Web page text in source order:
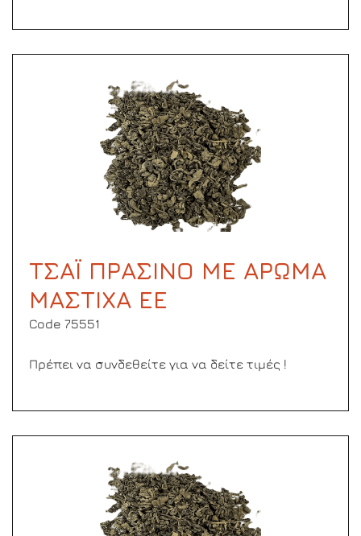
ΤΣΑΪ ΠΡΑΣΙΝΟ ΜΕ ΑΡΩΜΑ
ΜΑΣΤΙΧΑ ΕΕ
Code 75551
Πρέπει να συνδεθείτε για να δείτε τιμές !